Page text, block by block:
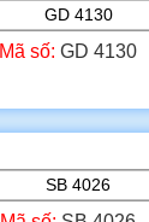
Mã số: GD 4130